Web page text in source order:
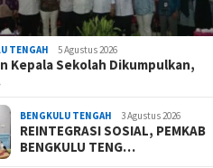
TENGAH 5 Agustus 2026
Kepala Sekolah Dikumpulkan,
BENGKULU TENGAH 3 Agustus 2026
REINTEGRASI SOSIAL, PEMKAB
BENGKULU TENG…